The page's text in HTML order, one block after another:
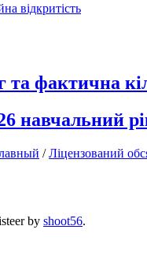
відкритість
та фактична
навчальний
/Ліцензований
by shoot56.